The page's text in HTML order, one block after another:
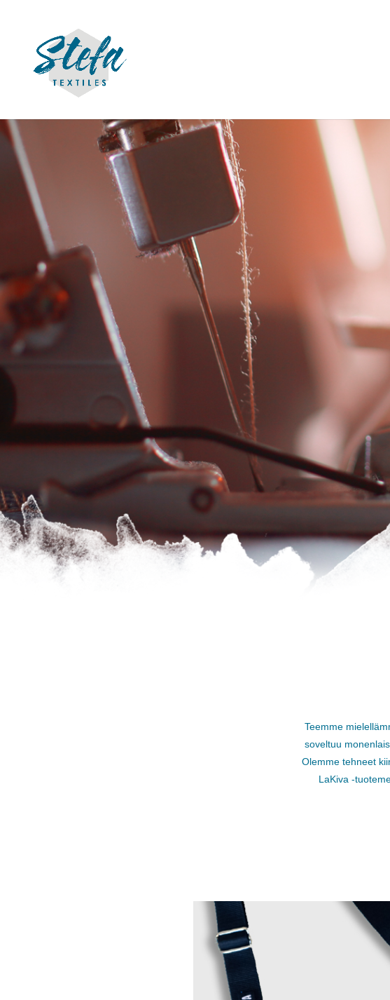
Teemme
soveltuu
Olemme tehneet
LaKiva -